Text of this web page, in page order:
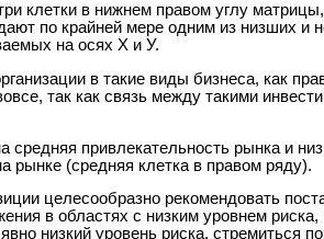
клетки в нижнем правом углу
по крайней мере одним из низших и
на осях Х и У.
в такие виды бизнеса, как
так как связь между такими
средняя привлекательность рынка и
рынке (средняя клетка в правом ряду).
целесообразно рекомендовать
в областях с низким уровнем риска,
низкий уровень риска, стремиться